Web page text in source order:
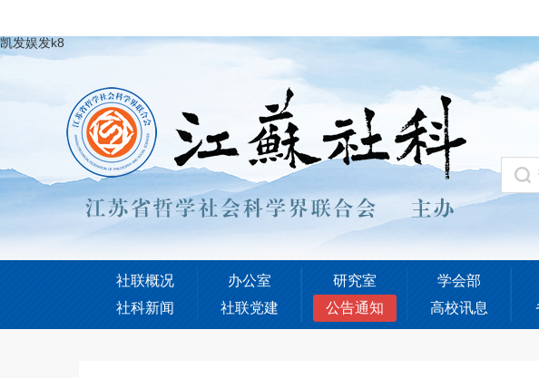
凯发娱发k8
社联概况 办公室 研究室 学会部
社科新闻
社联党建 公告通知 高校讯息